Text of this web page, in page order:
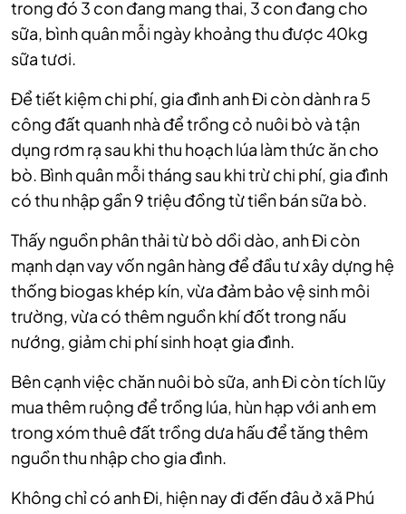
trong đó 3 con đang mang thai, 3 con đang cho
sữa, bình quân mỗi ngày khoảng thu được 40kg
sữa tươi.
Để tiết kiệm chi phí, gia đình anh Đi còn dành ra 5
công đất quanh nhà để trồng cỏ nuôi bò và tận
dụng rơm rạ sau khi thu hoạch lúa làm thức ăn cho
bò. Bình quân mỗi tháng sau khi trừ chi phí, gia đình
có thu nhập gần 9 triệu đồng từ tiền bán sữa bò.
Thấy nguồn phân thải từ bò dồi dào, anh Đi còn
mạnh dạn vay vốn ngân hàng để đầu tư xây dựng hệ
thống biogas khép kín, vừa đảm bảo vệ sinh môi
trường, vừa có thêm nguồn khí đốt trong nấu
nướng, giảm chi phí sinh hoạt gia đình.
Bên cạnh việc chăn nuôi bò sữa, anh Đi còn tích lũy
mua thêm ruộng để trồng lúa, hùn hạp với anh em
trong xóm thuê đất trồng dưa hấu để tăng thêm
nguồn thu nhập cho gia đình.
Không chỉ có anh Đi, hiện nay đi đến đâu ở xã Phú